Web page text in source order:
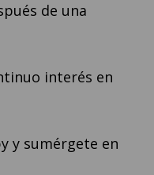
de una
interés en
y sumérgete en